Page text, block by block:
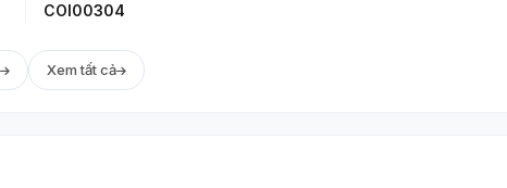
COI00304
Xem tất cả